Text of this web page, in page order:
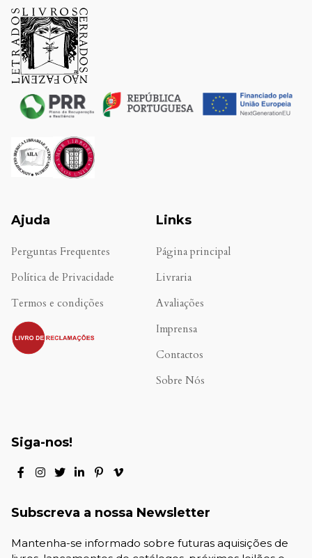
Ajuda
Perguntas Frequentes
Política de Privacidade
Termos e condições
.
Links
Página principal
Livraria
Avaliações
Imprensa
Contactos
Sobre Nós
Siga-nos!
Subscreva a nossa Newsletter
Mantenha-se informado sobre futuras aquisições de